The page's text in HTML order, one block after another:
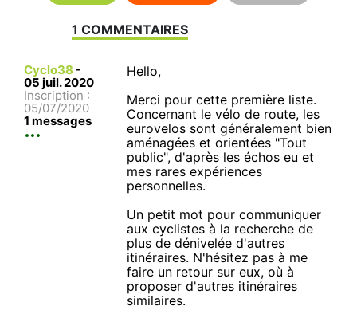
1 COMMENTAIRES
Cyclo38 -
05 juil. 2020
Inscription :
05/07/2020
1 messages
Hello,
Merci pour cette première liste.
Concernant le vélo de route, les
eurovelos sont généralement bien
aménagées et orientées "Tout
public", d'après les échos eu et
mes rares expériences
personnelles.
Un petit mot pour communiquer
aux cyclistes à la recherche de
plus de dénivelée d'autres
itinéraires. N'hésitez pas à me
faire un retour sur eux, où à
proposer d'autres itinéraires
similaires.